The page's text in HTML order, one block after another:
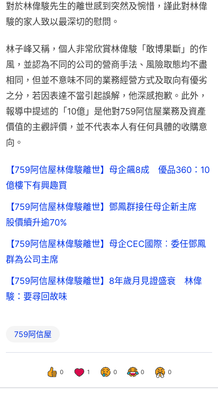
對於林偉駿先生的離世感到突然及惋惜，謹此對林偉
駿的家人致以最深切的慰問。
林子峰又稱，個人非常欣賞林偉駿「敢博果斷」的作
風，並認為不同的公司的營商手法、風險取態均不盡
相同，但並不意味不同的業務經營方式及取向有優劣
之分，若因表達不當引起誤解，他深感抱歉。此外，
報導中提述的「10億」是他對759阿信屋業務及資產
價值的主觀評價，並不代表本人有任何具體的收購意
向。
【759阿信屋林偉駿離世】母企飆8成 優品360：10
億樓下有興趣買
【759阿信屋林偉駿離世】鄧鳳群接任母企新主席
股價續升逾70%
【759阿信屋林偉駿離世】母企CEC國際︰委任鄧鳳
群為公司主席
【759阿信屋林偉駿離世】8年歲月見證盛衰 林偉
駿：要尋回故味
759阿信屋
0 1 0 0 0